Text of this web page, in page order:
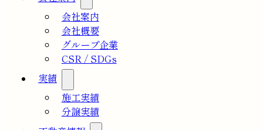
会社案内
会社概要
グループ企業
CSR / SDGs
実績
施工実績
分譲実績